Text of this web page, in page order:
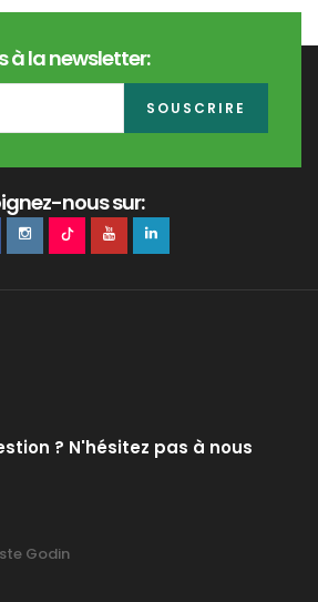
à la newsletter:
SOUSCRIRE
nous sur:
? N'hésitez pas à nous
Godin